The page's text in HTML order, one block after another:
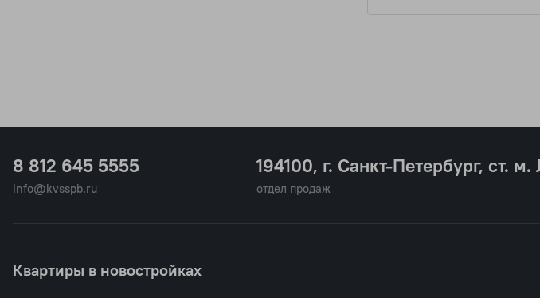
8 812 645 5555
info@kvsspb.ru
194100, г. Санкт‐Петербург, ст.
отдел продаж
Квартиры в новостройках